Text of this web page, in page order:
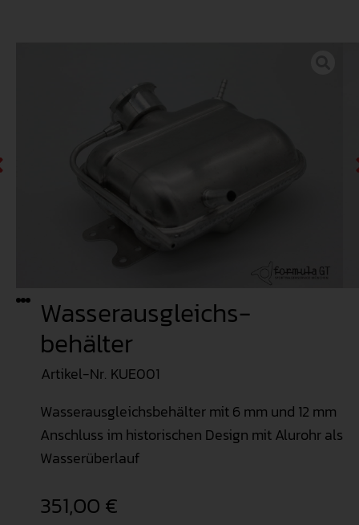
Wasserausgleichs-
behälter
Artikel-Nr. KUE001
Wasserausgleichsbehälter mit 6 mm und 12 mm
Anschluss im historischen Design mit Alurohr als
Wasserüberlauf
351,00€